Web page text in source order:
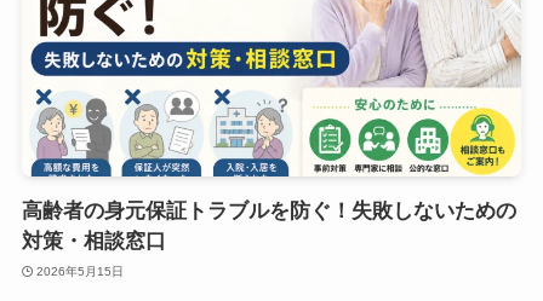
高齢者の身元保証トラブルを防ぐ！失敗しないための
対策・相談窓口
2026年5月15日